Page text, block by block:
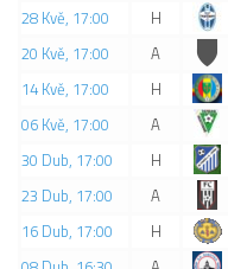
St. přípravka
Hráči
Rozpis zápasů
Realizační tým
Mladší přípravka
Realizační tým
28 Kvě, 17:00 H
20 Kvě, 17:00
A
14 Kvě, 17:00
H
06 Kvě, 17:00
A
30 Dub, 17:00
H
23 Dub, 17:00
A
16 Dub, 17:00
H